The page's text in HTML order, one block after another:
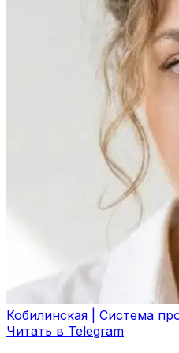
Кобилинская | Система
Читать в Telegram